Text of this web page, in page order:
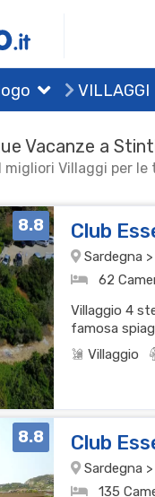
VILLAGGI
Vacanze a
migliori Villaggi per
8.8 Club
Sardegna
62
Villaggio 4
famosa
Villaggio
8.8 Club
Sardegna
135